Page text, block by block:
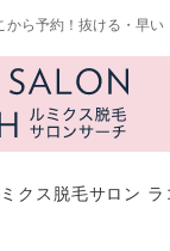
から予約！抜ける・早
ミクス脱毛サロン